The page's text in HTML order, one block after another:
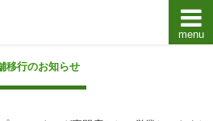
ンスタッグキャンプ用品通販店【eキャンプ
menu
移行のお知らせ